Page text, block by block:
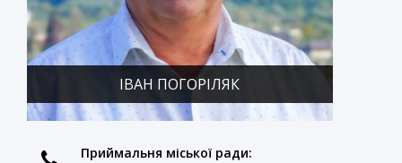
ІВАН ПОГОРІЛЯК
Приймальня міської ради: